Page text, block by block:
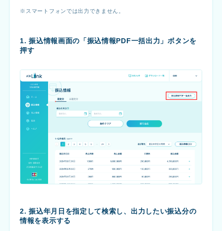
スマートフォンでは出力できません。
1. 振込情報画面の「振込情報PDF一括出力」ボタンを
押す
2. 振込年月日を指定して検索し、出力したい振込分の
情報を表示する